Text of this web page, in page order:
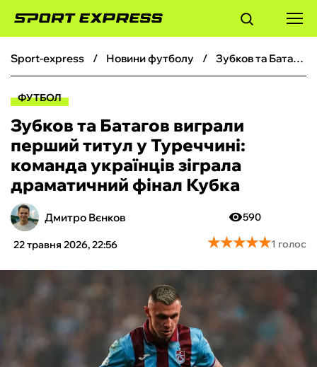
ФУТБОЛ
БОКС
ХОКЕЙ
ТЕНІС
КІБЕРСПОРТ
ЧС-2026
ФУТЗАЛ
sport-express новини футболу Зубков та Батагов виграли перший титул у Туреччині: команда українців зіграла драматичний фінал Кубка
ФУТБОЛ
Зубков та Батагов виграли
перший титул у Туреччині:
команда українців зіграла
драматичний фінал Кубка
Дмитро Вєнков
22 травня 2026, 22:56
590
★★★★★
★★★★★1 голос